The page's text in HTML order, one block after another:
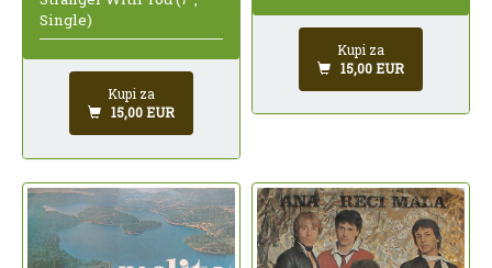
Single)
Kupi za
15,00 EUR
Kupi za
15,00 EUR